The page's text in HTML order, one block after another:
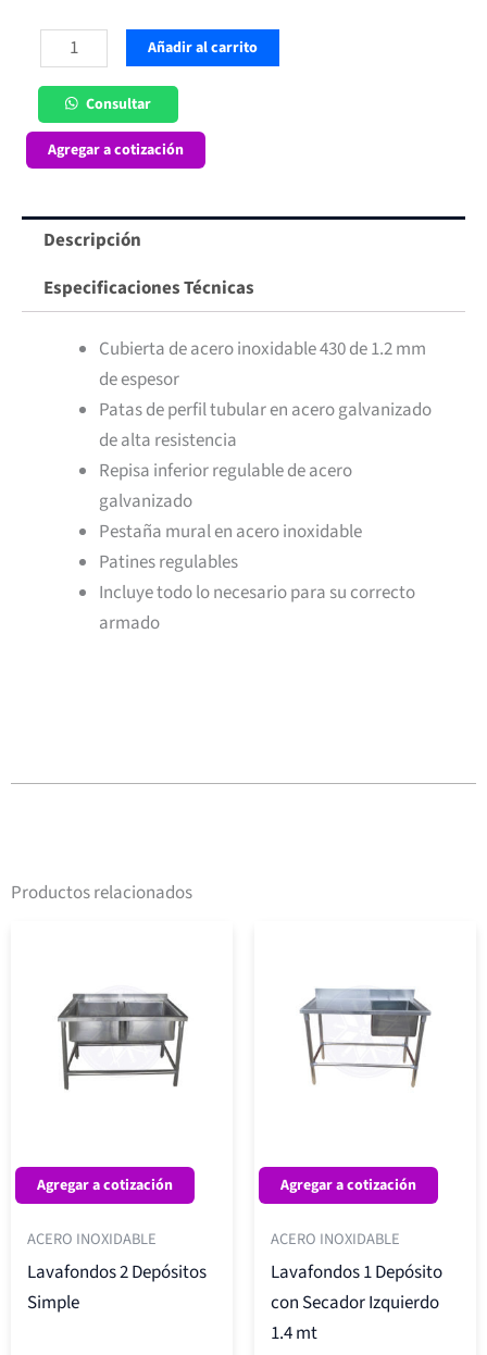
Mesón
de
Trabajo
Mural
90x60
cantidad
Añadir al carrito
Consultar
Agregar a cotización
Descripción
Especificaciones Técnicas
Cubierta de acero inoxidable 430 de 1.2 mm
de espesor
Patas de perfil tubular en acero galvanizado
de alta resistencia
Repisa inferior regulable de acero
galvanizado
Pestaña mural en acero inoxidable
Patines regulables
Incluye todo lo necesario para su correcto
armado
Productos relacionados
Agregar a cotización
ACERO INOXIDABLE
Lavafondos 2 Depósitos
Simple
Agregar a cotización
ACERO INOXIDABLE
Lavafondos 1 Depósito
con Secador Izquierdo
1.4 mt